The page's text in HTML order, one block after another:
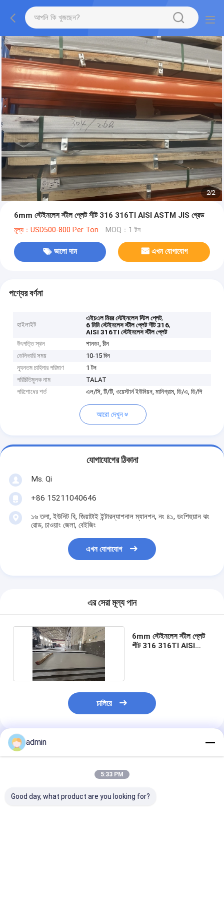
2/2
6mm স্টেইনলেস স্টীল প্লেট শীট 316 316TI AISI ASTM JIS গ্রেড
মূল্য：USD500-800 Per Ton MOQ：1 টন
ভালো দাম এখন যোগাযোগ
পণ্যের বর্ণনা
হাইলাইট
এইচএল মিরর স্টেইনলেস স্টিল প্লেট,
6 মিমি স্টেইনলেস স্টীল প্লেট শীট 316,
AISI 316TI স্টেইনলেস স্টীল প্লেট
উৎপত্তি স্থল
শানডং, চীন
ডেলিভারি সময়
10-15 দিন
ন্যূনতম চাহিদার পরিমাণ
1 টন
পরিচিতিমুলক নাম
TALAT
পরিশোধের শর্ত
এল/সি, টি/টি, ওয়েস্টার্ন ইউনিয়ন, মানিগ্রাম, ডি/এ, ডি/পি
আরো দেখুন
যোগাযোগের ঠিকানা
Ms. Qi
+86 15211040646
১৬ তলা, ইউনিট বি, জিয়াটাই ইন্টারন্যাশনাল ম্যানশন, নং ৪১, ডংশিহুয়ান ঝং
রোড, চাওয়াং জেলা, বেইজিং
এখন যোগাযোগ
এর সেরা মূল্য পান
6mm স্টেইনলেস স্টীল প্লেট
শীট 316 316TI AISI
চালিয়ে
প্রস্তাবিত পণ্য
admin
5:33 PM
Good day, what product are you looking for?